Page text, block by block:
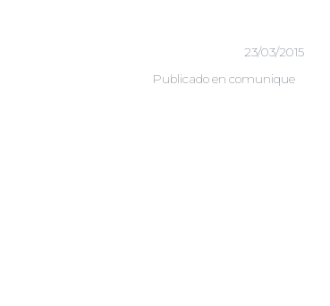
23/03/2015
Publicado encomunique